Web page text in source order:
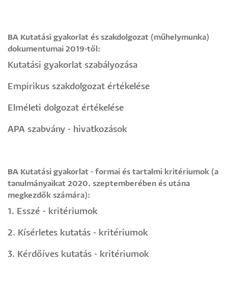
BA Kutatási gyakorlat és szakdolgozat (műhelymunka)
dokumentumai 2019-től:
Kutatási gyakorlat szabályozása
Empirikus szakdolgozat értékelése
Elméleti dolgozat értékelése
APA szabvány - hivatkozások
BA Kutatási gyakorlat - formai és tartalmi kritériumok (a
tanulmányaikat 2020. szeptemberében és utána
megkezdők számára):
1. Esszé - kritériumok
2. Kísérletes kutatás - kritériumok
3. Kérdőíves kutatás - kritériumok